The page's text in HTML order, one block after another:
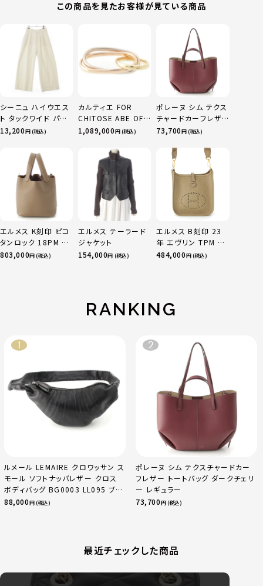
この商品を見たお客様が見ている商品
シーニュ ハイウエス
ト タックワイド パン
ツ ボトムス オフホワ
13,200円 (税込)
カルティエ FOR
CHITOSE ABE OF
sacai サカイ 750
ニティ リング 指輪 マ
ルチカラー 50 51
52 24.9g
1,089,000円 (税込)
ポレーヌ シム テクス
チャードカーフレザ
ー トートバッグ ダー
73,700円 (税込)
エルメス K刻印 ピコ
タンロック 18PM ト
リヨン ハンドバッグ
803,000円 (税込)
エルメス テーラード
ジャケット
154,000円 (税込)
エルメス B刻印 23
年 エヴリン TPM 16
アマゾン トリヨンク
484,000円 (税込)
RANKING
ルメール LEMAIRE クロワッサン ス
モール ソフトナッパレザー クロス
ボディバッグ BG0003 LL095 ブラ
ック
88,000円 (税込)
ポレーヌ シム テクスチャードカー
フレザー トートバッグ ダークチェリ
ー レギュラー
73,700円 (税込)
最近チェックした商品